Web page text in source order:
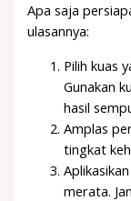
Apa saja
ulasannya:
Pilih kuas
Gunakan
hasil
Amplas
tingkat
merata.